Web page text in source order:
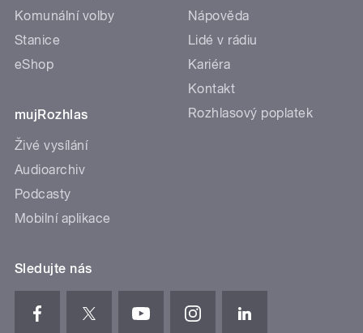
Komunální volby
Stanice
eShop
mujRozhlas
Živé vysílání
Audioarchiv
Podcasty
Mobilní aplikace
Nápověda
Lidé v rádiu
Kariéra
Kontakt
Rozhlasový poplatek
Sledujte nás